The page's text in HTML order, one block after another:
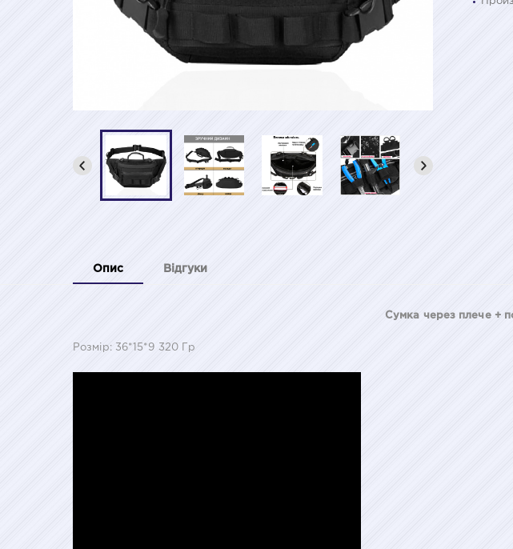
Опис Відгуки
Сумка через плече +
Розмір: 36*15*9 320 Гр